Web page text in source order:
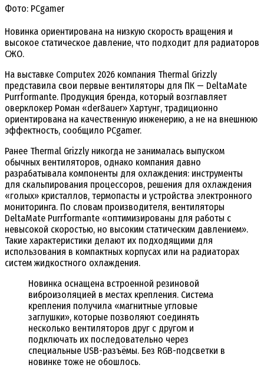
Фото: PCgamer
Новинка ориентирована на низкую скорость вращения и
высокое статическое давление, что подходит для радиаторов
СЖО.
На выставке Computex 2026 компания Thermal Grizzly
представила свои первые вентиляторы для ПК — DeltaMate
Purrformante. Продукция бренда, который возглавляет
оверклокер Роман «der8auer» Хартунг, традиционно
ориентирована на качественную инженерию, а не на внешнюю
эффектность, сообщило PCgamer.
Ранее Thermal Grizzly никогда не занималась выпуском
обычных вентиляторов, однако компания давно
разрабатывала компоненты для охлаждения: инструменты
для скальпирования процессоров, решения для охлаждения
«голых» кристаллов, термопасты и устройства электронного
мониторинга. По словам производителя, вентиляторы
DeltaMate Purrformante «оптимизированы для работы с
невысокой скоростью, но высоким статическим давлением».
Такие характеристики делают их подходящими для
использования в компактных корпусах или на радиаторах
систем жидкостного охлаждения.
Новинка оснащена встроенной резиновой
виброизоляцией в местах крепления. Система
крепления получила «магнитные угловые
заглушки», которые позволяют соединять
несколько вентиляторов друг с другом и
подключать их последовательно через
специальные USB-разъёмы. Без RGB-подсветки в
новинке тоже не обошлось.